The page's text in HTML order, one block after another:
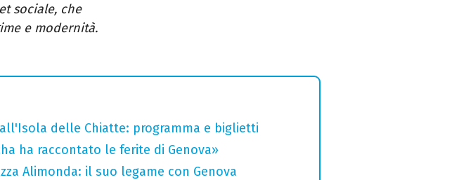
sociale, che
e modernità.
delle Chiatte: programma e biglietti
ha raccontato le ferite di Genova»
Alimonda: il suo legame con Genova